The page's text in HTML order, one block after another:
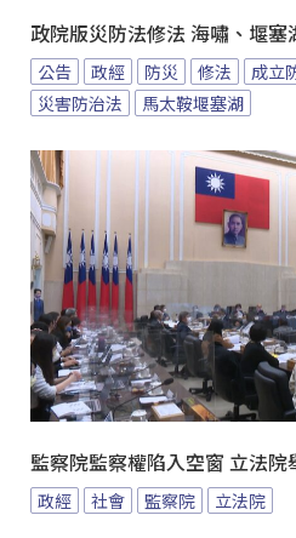
政院版災防法修法 海嘯、堰塞
公告 政經 防災 修法 成立
災害防治法
馬太鞍堰塞湖
監察院監察權陷入空窗 立法院
政經 社會 監察院 立法院